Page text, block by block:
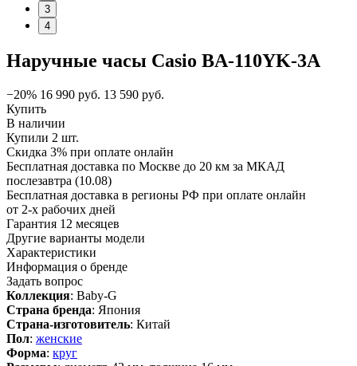
3
4
Наручные часы Casio BA-110YK-3A
−20% 16 990 руб. 13 590 руб.
Купить
В наличии
Купили 2 шт.
Скидка 3% при оплате онлайн
Бесплатная доставка по Москве до 20 км за МКАД
послезавтра (10.08)
Бесплатная доставка в регионы РФ при оплате онлайн
от 2-х рабочих дней
Гарантия 12 месяцев
Другие варианты модели
Характеристики
Информация о бренде
Задать вопрос
Коллекция: Baby-G
Страна бренда: Япония
Страна-изготовитель: Китай
Пол: женские
Форма: круг